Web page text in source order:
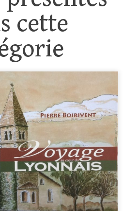
cette